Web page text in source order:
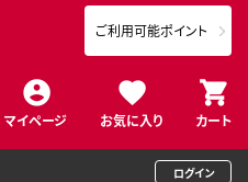
マイページ お気に入り カート
ご利用可能ポイント
ログイン